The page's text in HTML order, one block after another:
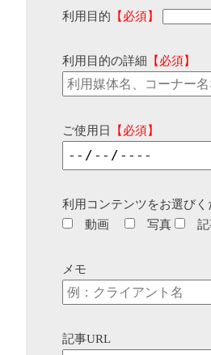
利用目的 【必須】
利用目的の詳細 【必須】
ご使用日 【必須】
利用コンテンツをお選びく
動画
写真
メモ
記事URL